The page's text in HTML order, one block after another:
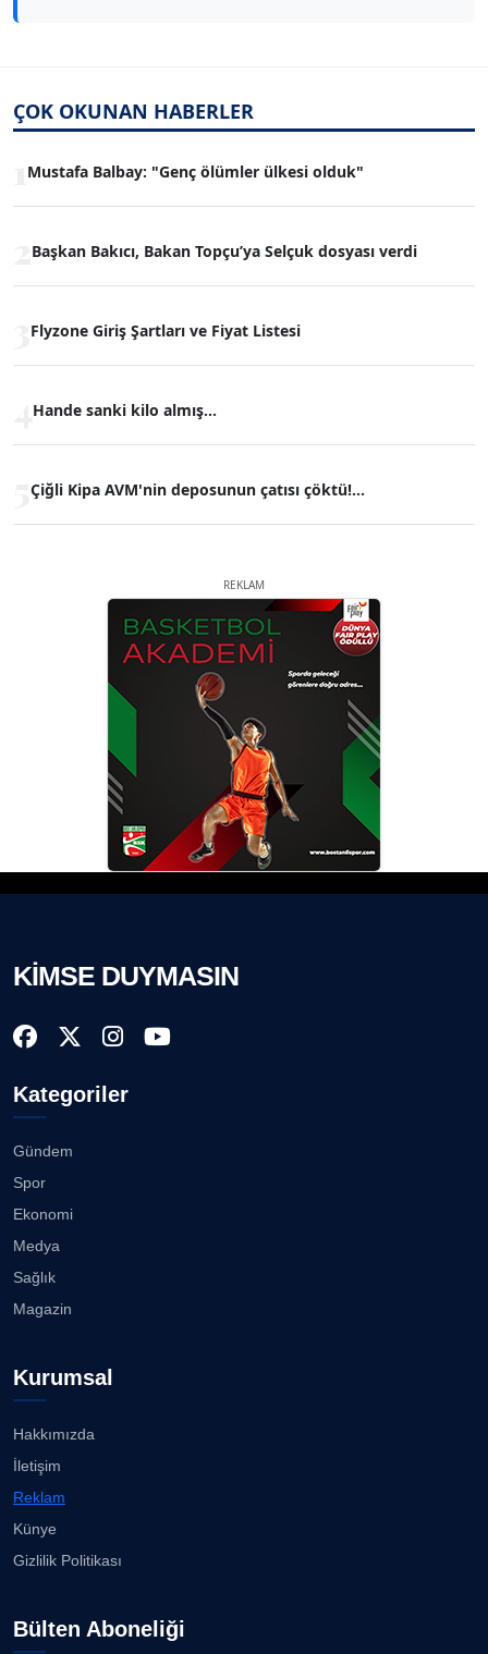
ÇOK OKUNAN HABERLER
Mustafa Balbay: "Genç ölümler ülkesi olduk"
Başkan Bakıcı, Bakan Topçu’ya Selçuk dosyası verdi
Flyzone Giriş Şartları ve Fiyat Listesi
Hande sanki kilo almış...
Çiğli Kipa AVM'nin deposunun çatısı çöktü!...
REKLAM
KİMSE DUYMASIN
Kategoriler
Gündem
Spor
Ekonomi
Medya
Sağlık
Magazin
Kurumsal
Hakkımızda
İletişim
Reklam
Künye
Gizlilik Politikası
Bülten Aboneliği